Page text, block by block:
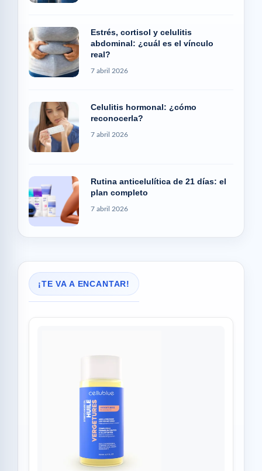
Estrés, cortisol y celulitis
abdominal: ¿cuál es el vínculo
real?
7 abril 2026
Celulitis hormonal: ¿cómo
reconocerla?
7 abril 2026
Rutina anticelulítica de 21 días: el
plan completo
7 abril 2026
¡TE VA A ENCANTAR!